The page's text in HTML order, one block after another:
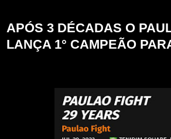
APÓS 3 DÉCADAS O
LANÇA 1° CAMPEÃO